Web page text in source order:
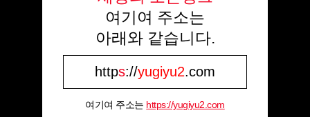
여기여 주소는
아래와 같습니다.
https://yugiyu2.com
여기여 주소는 https://yugiyu2.com